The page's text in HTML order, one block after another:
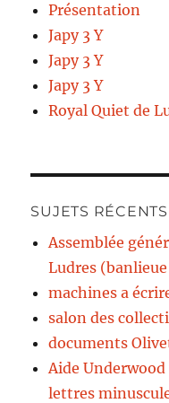
Présentation
Japy 3 Y
Japy 3 Y
Japy 3 Y
Royal Quiet de
SUJETS RÉCENTS
Assemblée
Ludres
machines a
salon des
documents
Aide
lettres